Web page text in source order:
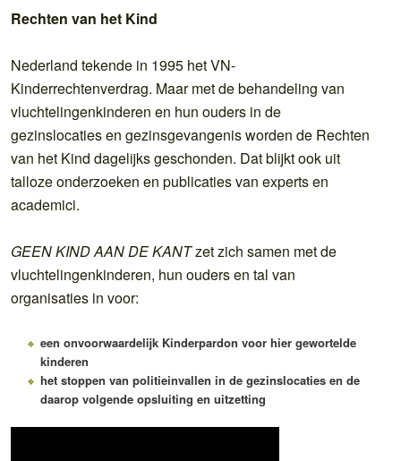
Rechten van het Kind
Nederland tekende in 1995 het VN-
Kinderrechtenverdrag. Maar met de behandeling van
vluchtelingenkinderen en hun ouders in de
gezinslocaties en gezinsgevangenis worden de Rechten
van het Kind dagelijks geschonden. Dat blijkt ook uit
talloze onderzoeken en publicaties van experts en
academici.
GEEN KIND AAN DE KANTzet zich samen met de
vluchtelingenkinderen, hun ouders en tal van
organisaties in voor:
een onvoorwaardelijk Kinderpardon voor hier gewortelde
kinderen
het stoppen van politieinvallen in de gezinslocaties en de
daarop volgende opsluiting en uitzetting